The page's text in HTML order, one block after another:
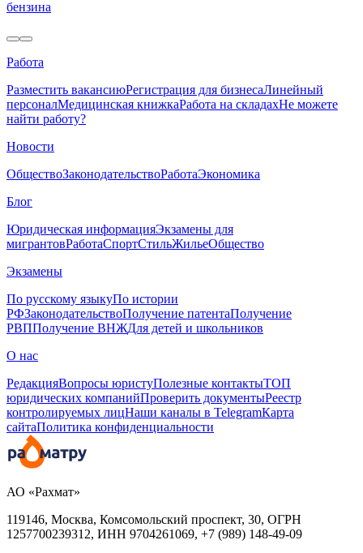
бензина
Работа
Разместить вакансиюРегистрация для бизнесаЛинейный
персоналМедицинская книжкаРабота на складахНе можете
найти работу?
Новости
ОбществоЗаконодательствоРаботаЭкономика
Блог
Юридическая информацияЭкзамены для
мигрантовРаботаСпортСтильЖильеОбщество
Экзамены
По русскому языкуПо истории
РФЗаконодательствоПолучение патентаПолучение
РВППолучение ВНЖДля детей и школьников
О нас
РедакцияВопросы юристуПолезные контактыТОП
юридических компанийПроверить документыРеестр
контролируемых лицНаши каналы в TelegramКарта
сайтаПолитика конфиденциальности
АО «Рахмат»
119146, Москва, Комсомольский проспект, 30, ОГРН
1257700239312, ИНН 9704261069, +7 (989) 148-49-09